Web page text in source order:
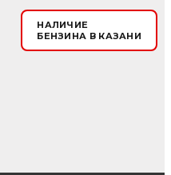
НАЛИЧИЕ
БЕНЗИНА В КАЗАНИ